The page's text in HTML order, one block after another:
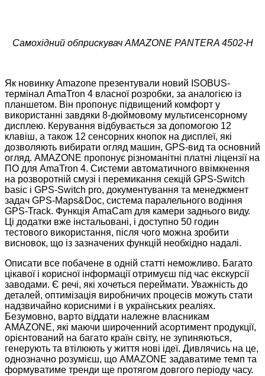
Самохідний обприскувач AMAZONE PANTERA 4502-H
Як новинку Amazone презентували новий ISOBUS-
термінал AmaTron 4 власної розробки, за аналогією із
планшетом. Він пропонує підвищений комфорт у
використанні завдяки 8-дюймовому мультисенсорному
дисплею. Керування відбувається за допомогою 12
клавіш, а також 12 сенсорних кнопок на дисплеї, які
дозволяють вибирати огляд машин, GPS-вид та основний
огляд. AMAZONE пропонує різноманітні платні ліцензії на
ПО для AmaTron 4. Системи автоматичного ввімкнення
на розворотній смузі і перемикання секцій GPS-Switch
basic і GPS-Switch pro, документування та менеджмент
задач GPS-Maps&Doc, система паралельного водіння
GPS-Track. Функція AmaCam для камери заднього виду.
Ці додатки вже інстальовані, і доступно 50 годин
тестового використання, після чого можна зробити
висновок, що із зазначених функцій необхідно надалі.
Описати все побачене в одній статті неможливо. Багато
цікавої і корисної інформації отримуєш під час екскурсії
заводами. Є речі, які хочеться переймати. Уважність до
деталей, оптимізація виробничих процесів можуть стати
надзвичайно корисними і в українських реаліях.
Безумовно, варто віддати належне власникам
AMAZONE, які маючи широченний асортимент продукції,
орієнтований на багато країн світу, не зупиняються,
генерують та втілюють у життя нові ідеї. Дивлячись на це,
однозначно розумієш, що AMAZONE задаватиме темп та
формуватиме тренди ще протягом довгого періоду часу.